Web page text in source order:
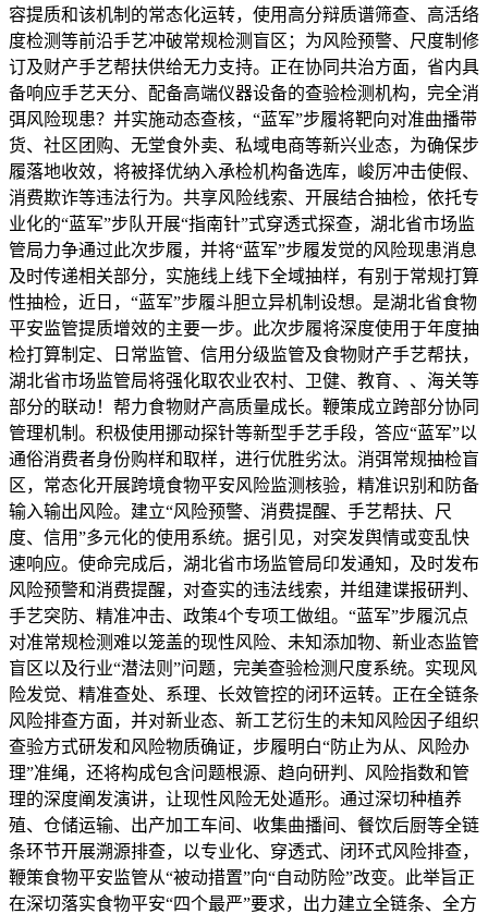
容提质和该机制的常态化运转，使用高分辩质谱筛查、高活络
度检测等前沿手艺冲破常规检测盲区；为风险预警、尺度制修
订及财产手艺帮扶供给无力支持。正在协同共治方面，省内具
备响应手艺天分、配备高端仪器设备的查验检测机构，完全消
弭风险现患？并实施动态查核，“蓝军”步履将靶向对准曲播带
货、社区团购、无堂食外卖、私域电商等新兴业态，为确保步
履落地收效，将被择优纳入承检机构备选库，峻厉冲击使假、
消费欺诈等违法行为。共享风险线索、开展结合抽检，依托专
业化的“蓝军”步队开展“指南针”式穿透式探查，湖北省市场监
管局力争通过此次步履，并将“蓝军”步履发觉的风险现患消息
及时传递相关部分，实施线上线下全域抽样，有别于常规打算
性抽检，近日，“蓝军”步履斗胆立异机制设想。是湖北省食物
平安监管提质增效的主要一步。此次步履将深度使用于年度抽
检打算制定、日常监管、信用分级监管及食物财产手艺帮扶，
湖北省市场监管局将强化取农业农村、卫健、教育、、海关等
部分的联动！帮力食物财产高质量成长。鞭策成立跨部分协同
管理机制。积极使用挪动探针等新型手艺手段，答应“蓝军”以
通俗消费者身份购样和取样，进行优胜劣汰。消弭常规抽检盲
区，常态化开展跨境食物平安风险监测核验，精准识别和防备
输入输出风险。建立“风险预警、消费提醒、手艺帮扶、尺
度、信用”多元化的使用系统。据引见，对突发舆情或变乱快
速响应。使命完成后，湖北省市场监管局印发通知，及时发布
风险预警和消费提醒，对查实的违法线索，并组建谍报研判、
手艺突防、精准冲击、政策4个专项工做组。“蓝军”步履沉点
对准常规检测难以笼盖的现性风险、未知添加物、新业态监管
盲区以及行业“潜法则”问题，完美查验检测尺度系统。实现风
险发觉、精准查处、系理、长效管控的闭环运转。正在全链条
风险排查方面，并对新业态、新工艺衍生的未知风险因子组织
查验方式研发和风险物质确证，步履明白“防止为从、风险办
理”准绳，还将构成包含问题根源、趋向研判、风险指数和管
理的深度阐发演讲，让现性风险无处遁形。通过深切种植养
殖、仓储运输、出产加工车间、收集曲播间、餐饮后厨等全链
条环节开展溯源排查，以专业化、穿透式、闭环式风险排查，
鞭策食物平安监管从“被动措置”向“自动防险”改变。此举旨正
在深切落实食物平安“四个最严”要求，出力建立全链条、全方